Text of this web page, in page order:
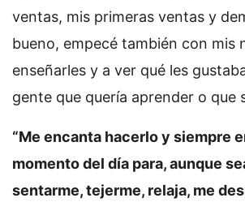
ventas, mis primeras ventas y
bueno, empecé también con mis
enseñarles y a ver qué les
gente que quería aprender o que
“Me encanta hacerlo y siempre
momento del día para, aunque
sentarme, tejerme, relaja, me